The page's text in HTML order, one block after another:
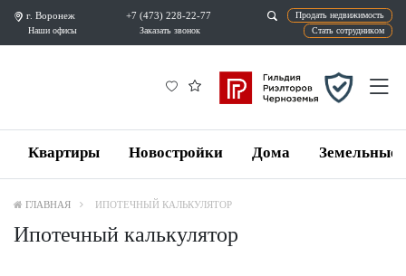
г. Воронеж
Наши офисы
+7 (473) 228-22-77
Квартиры Новостройки Дома Земельные
ГЛАВНАЯ ИПОТЕЧНЫЙ КАЛЬКУЛЯТОР
Ипотечный калькулятор